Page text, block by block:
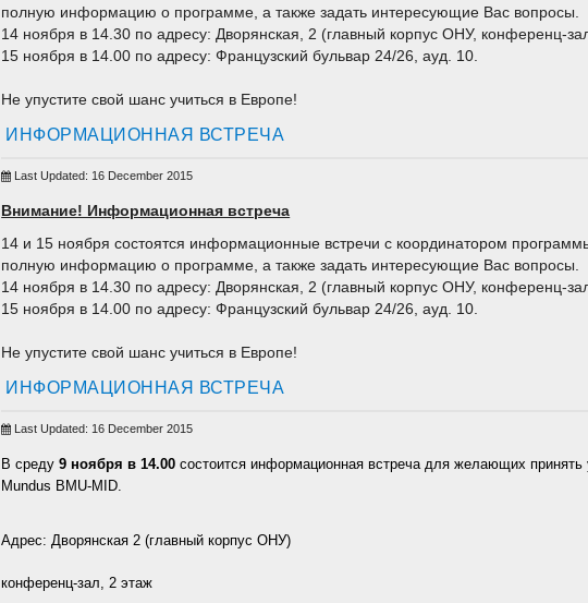
полную информацию о программе, а также задать интересующие Вас вопросы.
14 ноября в 14.30 по адресу: Дворянская, 2 (главный корпус ОНУ, конференц-
15 ноября в 14.00 по адресу: Французский бульвар 24/26, ауд. 10.
Не упустите свой шанс учиться в Европе!
ИНФОРМАЦИОННАЯ ВСТРЕЧА
Last Updated: 16 December 2015
Внимание! Информационная встреча
14 и 15 ноября состоятся информационные встречи с координатором
полную информацию о программе, а также задать интересующие Вас вопросы.
14 ноября в 14.30 по адресу: Дворянская, 2 (главный корпус ОНУ, конференц-
15 ноября в 14.00 по адресу: Французский бульвар 24/26, ауд. 10.
Не упустите свой шанс учиться в Европе!
ИНФОРМАЦИОННАЯ ВСТРЕЧА
Last Updated: 16 December 2015
В среду9 ноября в 14.00состоится информационная встреча для желающих
Mundus BMU-MID.
Адрес: Дворянская 2 (главный корпус ОНУ)
конференц-зал, 2 этаж